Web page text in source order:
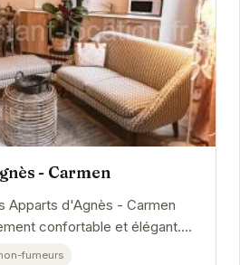
- Carmen
Apparts d'Agnès - Carmen
confortable et élégant.
idéal pour explorer...
fumeurs